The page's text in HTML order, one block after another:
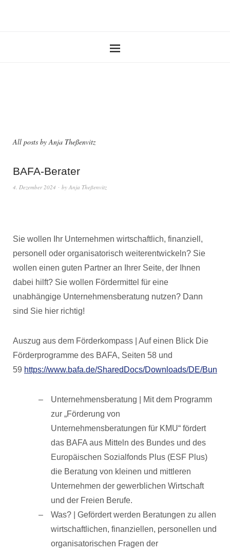
All posts byAnja Theßenvitz
BAFA-Berater
4. Dezember 2024 by Anja Theßenvitz
Sie wollen Ihr Unternehmen wirtschaftlich, finanziell,
personell oder organisatorisch weiterentwickeln? Sie
wollen einen guten Partner an Ihrer Seite, der Ihnen
dabei hilft? Sie wollen Fördermittel für eine
unabhängige Unternehmensberatung nutzen? Dann
sind Sie hier richtig!
Auszug aus dem Förderkompass | Auf einen Blick Die
Förderprogramme des BAFA, Seiten 58 und
59 https://www.bafa.de/SharedDocs/Downloads/DE/
Unternehmensberatung | Mit dem Programm
zur „Förderung von
Unternehmensberatungen für KMU“ fördert
das BAFA aus Mitteln des Bundes und des
Europäischen Sozialfonds Plus (ESF Plus)
die Beratung von kleinen und mittleren
Unternehmen der gewerblichen Wirtschaft
und der Freien Berufe.
Was? | Gefördert werden Beratungen zu allen
wirtschaftlichen, finanziellen, personellen und
organisatorischen Fragen der